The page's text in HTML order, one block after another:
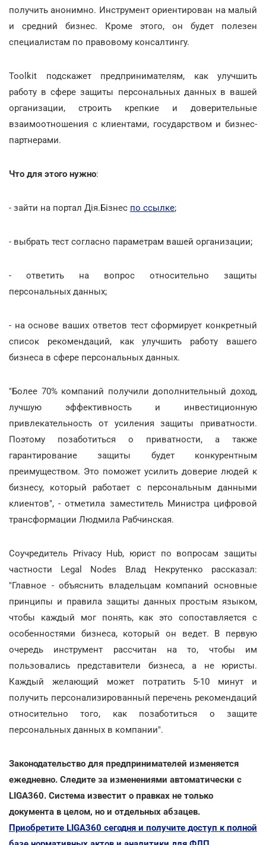
получить анонимно. Инструмент ориентирован на малый
и средний бизнес. Кроме этого, он будет полезен
специалистам по правовому консалтингу.
Toolkit подскажет предпринимателям, как улучшить
работу в сфере защиты персональных данных в вашей
организации, строить крепкие и доверительные
взаимоотношения с клиентами, государством и бизнес-
партнерами.
Что для этого нужно:
- зайти на портал Дія.Бізнес по ссылке;
- выбрать тест согласно параметрам вашей организации;
- ответить на вопрос относительно защиты
персональных данных;
- на основе ваших ответов тест сформирует конкретный
список рекомендаций, как улучшить работу вашего
бизнеса в сфере персональных данных.
"Более 70% компаний получили дополнительный доход,
лучшую эффективность и инвестиционную
привлекательность от усиления защиты приватности.
Поэтому позаботиться о приватности, а также
гарантирование защиты будет конкурентным
преимуществом. Это поможет усилить доверие людей к
бизнесу, который работает с персональным данными
клиентов", - отметила заместитель Министра цифровой
трансформации Людмила Рабчинская.
Соучредитель Privacy Hub, юрист по вопросам защиты
частности Legal Nodes Влад Некрутенко рассказал:
"Главное - объяснить владельцам компаний основные
принципы и правила защиты данных простым языком,
чтобы каждый мог понять, как это сопоставляется с
особенностями бизнеса, который он ведет. В первую
очередь инструмент рассчитан на то, чтобы им
пользовались представители бизнеса, а не юристы.
Каждый желающий может потратить 5-10 минут и
получить персонализированный перечень рекомендаций
относительно того, как позаботиться о защите
персональных данных в компании".
Законодательство для предпринимателей изменяется
ежедневно. Следите за изменениями автоматически с
LIGA360. Система известит о правках не только
документа в целом, но и отдельных абзацев.
Приобретите LIGA360 сегодня и получите доступ к полной